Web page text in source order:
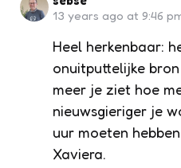
13 years ago at 9:46
Heel herkenbaar:
onuitputtelijke
meer je ziet hoe
nieuwsgieriger je
uur moeten
Xaviera.